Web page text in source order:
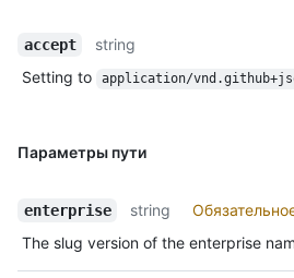
accept
string
Setting to
application/
Параметры пути
enterprise string
The slug version of the enterprise